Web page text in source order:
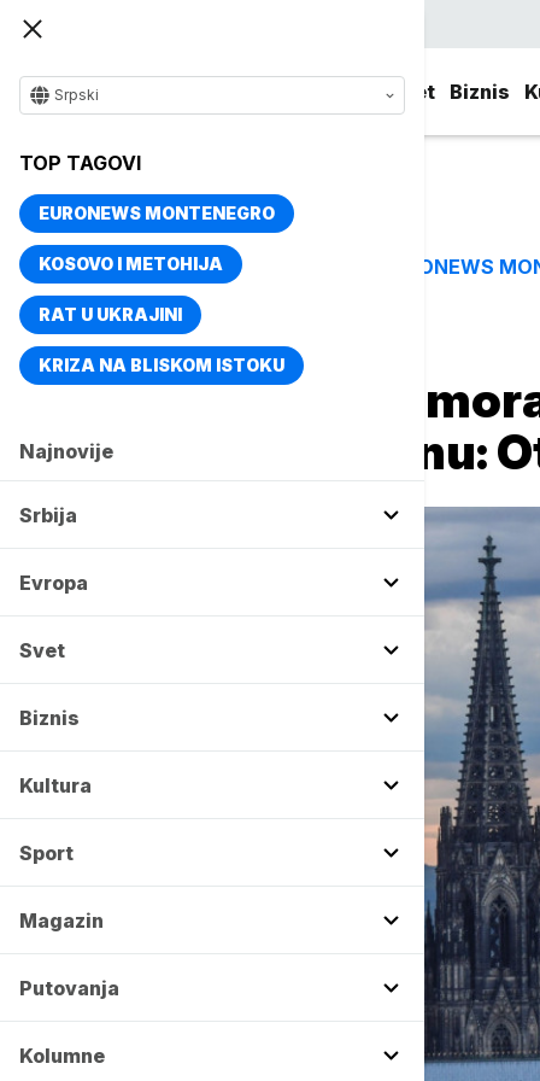
Svet Biznis
Srpski
TOP TAGOVI
EURONEWS MONTENEGRO
KOSOVO I METOHIJA
RAT U UKRAJINI
KRIZA NA BLISKOM ISTOKU
Najnovije
Srbija
Evropa
Svet
Biznis
Kultura
Sport
Magazin
Putovanja
Kolumne
TOP TAGOVI EURONEWS
Naslovna Putovanja
Turisti od 1. jula
katedrale u Kelnu: